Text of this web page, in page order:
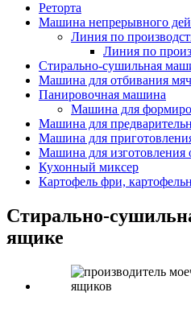
Реторта
Машина непрерывного
Линия по
Линия по
Стирально-сушильная
Машина для отбивания
Панировочная машина
Машина для
Машина для
Машина для
Машина для изготовления
Кухонный миксер
Картофель фри,
Стирально-
ящике